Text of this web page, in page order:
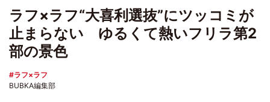
ラフ×ラフ“大喜利選抜”にツッコミが
止まらない ゆるくて熱いフリラ第2
部の景色
ラフ×ラフ
BUBKA編集部